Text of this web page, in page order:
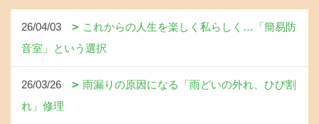
26/04/03
これからの人生を楽しく私らしく…「簡易防
音室」という選択
26/03/26
雨漏りの原因になる「雨どいの外れ、ひび割
れ」修理